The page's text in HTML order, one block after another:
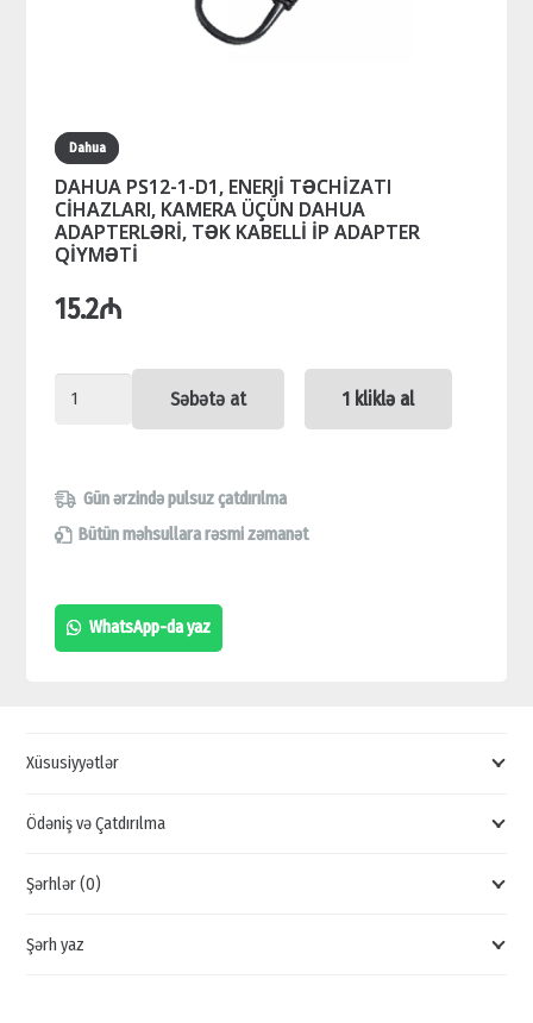
Dahua
DAHUA PS12-1-D1, ENERJİ TƏCHİZATI
CİHAZLARI, KAMERA ÜÇÜN DAHUA
ADAPTERLƏRİ, TƏK KABELLİ İP ADAPTER
QİYMƏTİ
15.2₼
DAHUA
D1,
ENERJİ
CİHAZLARI,
KAMERA
KABELLİ
ADAPTER
quantity
Səbətə at 1 kliklə al
Gün ərzində pulsuz çatdırılma
Bütün məhsullara rəsmi zəmanət
WhatsApp-da yaz
Xüsusiyyətlər
Ödəniş və Çatdırılma
Şərhlər (0)
Şərh yaz